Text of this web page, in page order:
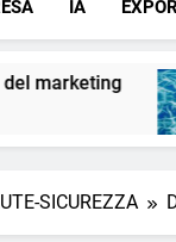
IA
Perché
1 Giorno Ago
SICUREZZA